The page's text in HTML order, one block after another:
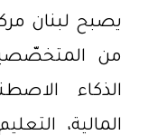
يصبح لبنان
من
الذكاء
المالية،